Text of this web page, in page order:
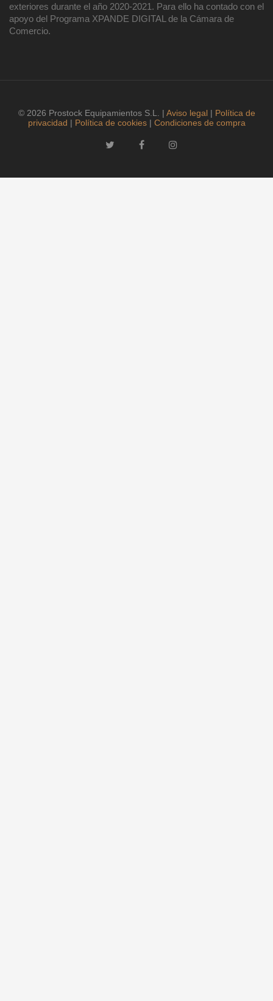
exteriores durante el año 2020-2021. Para ello ha contado con el
apoyo del Programa XPANDE DIGITAL de la Cámara de
Comercio.
© 2026 Prostock Equipamientos S.L. | Aviso legal| Política de
privacidad | Política de cookies| Condiciones de compra